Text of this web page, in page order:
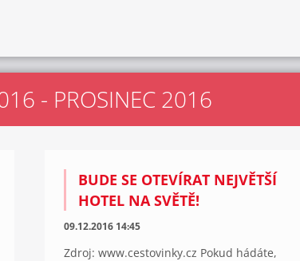
- PROSINEC 2016
BUDE SE OTEVÍRAT NEJVĚTŠÍ
HOTEL NA SVĚTĚ!
09.12.2016 14:45
Zdroj: www.cestovinky.cz Pokud hádáte,